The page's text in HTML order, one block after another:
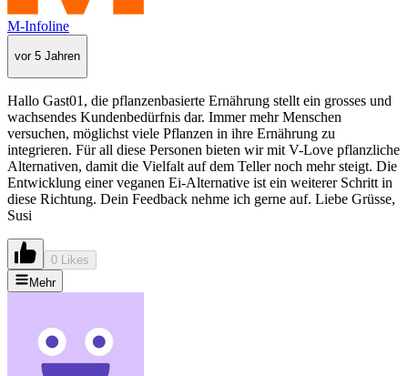
M-Infoline
vor 5 Jahren
Hallo Gast01, die pflanzenbasierte Ernährung stellt ein grosses und
wachsendes Kundenbedürfnis dar. Immer mehr Menschen
versuchen, möglichst viele Pflanzen in ihre Ernährung zu
integrieren. Für all diese Personen bieten wir mit V-Love pflanzliche
Alternativen, damit die Vielfalt auf dem Teller noch mehr steigt. Die
Entwicklung einer veganen Ei-Alternative ist ein weiterer Schritt in
diese Richtung. Dein Feedback nehme ich gerne auf. Liebe Grüsse,
Susi
0 Likes
Mehr